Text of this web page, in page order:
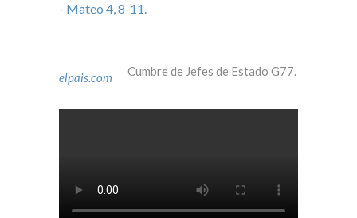
- Mateo 4, 8-11.
elpais.com Cumbre de Jefes de Estado G77.